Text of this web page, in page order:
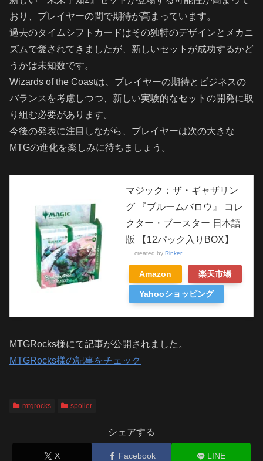
おり、プレイヤーの間で期待が高まっています。
過去のタイムシフトカードはその独特のデザインとメカニ
ズムで愛されてきましたが、新しいセットが成功するかど
うかは未知数です。
Wizards of the Coastは、プレイヤーの期待とビジネスの
バランスを考慮しつつ、新しい実験的なセットの開発に取
り組む必要があります。
今後の発表に注目しながら、プレイヤーは次の大きな
MTGの進化を楽しみに待ちましょう。
マジック：ザ・ギャザリン
グ 『ブルームバロウ』 コレ
クター・ブースター 日本語
版 【12パック入りBOX】
created by Rinker
Amazon 楽天市場
Yahooショッピング
MTGRocks様にて記事が公開されました。
MTGRocks様の記事をチェック
mtgrocks spoiler
シェアする
X Facebook LINE